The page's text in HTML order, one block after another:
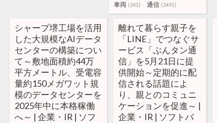
車両 (241) 通信 (2491)
シャープ堺工場を活用
した大規模なAIデータ
センターの構築につい
て～敷地面積約44万
平方メートル、受電容
量約150メガワット規
模のデータセンターを
2025年中に本格稼働
へ～ | 企業・IR | ソフ
離れて暮らす親子を
「LINE」でつなぐサ
ービス「ぶんタン通
信」を5月21日に提
供開始～定期的に配
信される話題によ
り、親とのコミュニ
ケーションを促進～ |
企業・IR | ソフトバ